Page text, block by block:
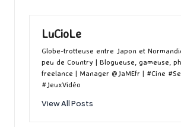
o
k
o
n
g
er
LuCioLe
Globe-trotteuse entre Japon et
peu de Country | Blogueuse, gameuse,
freelance | Manager @JaMEfr | #Cine
#JeuxVidéo
View All Posts